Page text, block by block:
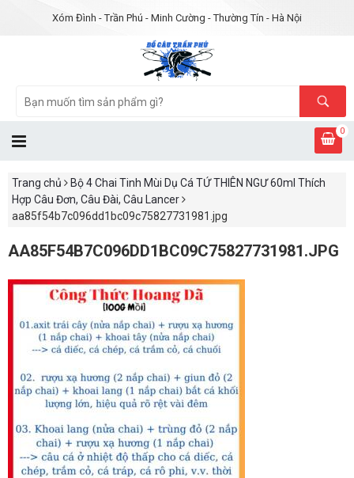
Xóm Đình - Trần Phú - Minh Cường - Thường Tín - Hà Nội
0
Trang chủ
Bộ 4 Chai Tinh Mùi Dụ Cá TỨ THIÊN NGƯ 60ml Thích
Hợp Câu Đơn, Câu Đài, Câu Lancer
aa85f54b7c096dd1bc09c75827731981.jpg
AA85F54B7C096DD1BC09C75827731981.JPG